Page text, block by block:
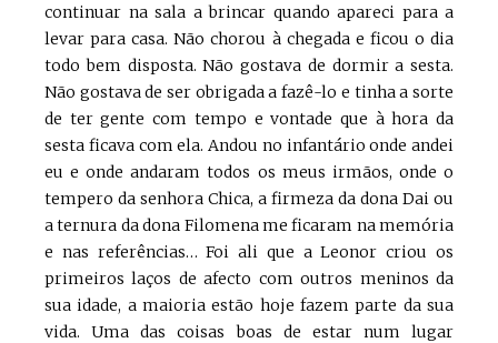
continuar na sala a brincar quando apareci para a
levar para casa. Não chorou à chegada e ficou o dia
todo bem disposta. Não gostava de dormir a sesta.
Não gostava de ser obrigada a fazê-lo e tinha a sorte
de ter gente com tempo e vontade que à hora da
sesta ficava com ela. Andou no infantário onde andei
eu e onde andaram todos os meus irmãos, onde o
tempero da senhora Chica, a firmeza da dona Dai ou
a ternura da dona Filomena me ficaram na memória
e nas referências… Foi ali que a Leonor criou os
primeiros laços de afecto com outros meninos da
sua idade, a maioria estão hoje fazem parte da sua
vida. Uma das coisas boas de estar num lugar